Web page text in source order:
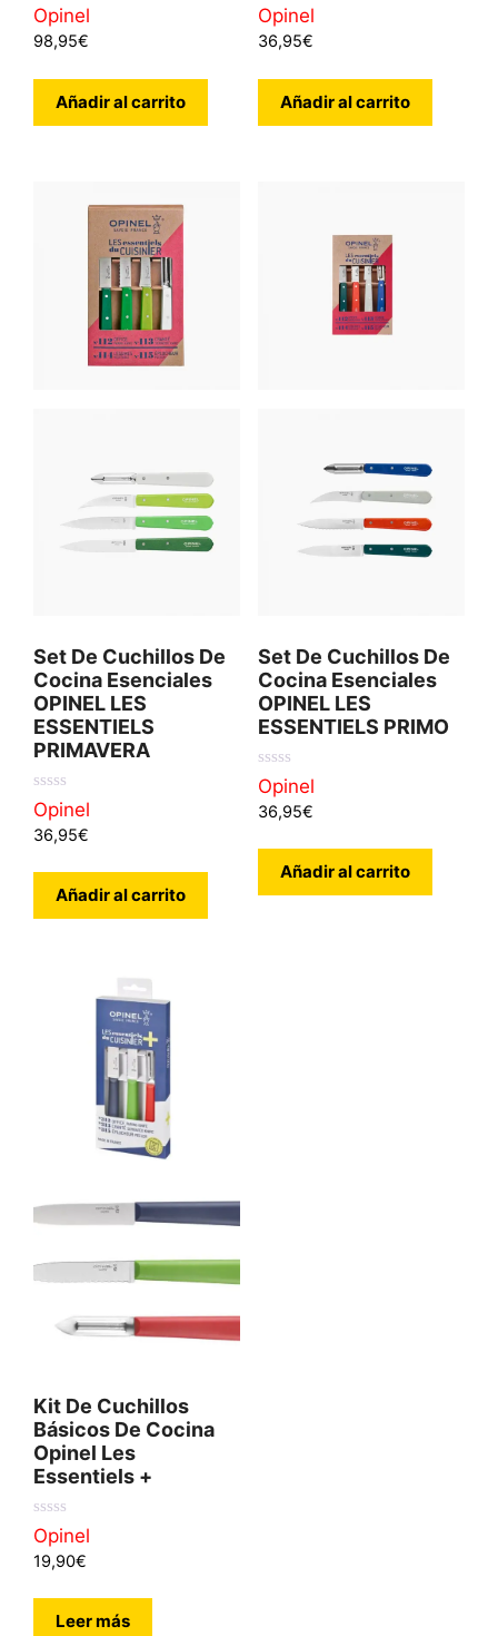
0
d
e
Opinel
98,95€
Añadir al carrito
0
d
e
Opinel
36,95€
Añadir al carrito
Set De Cuchillos De
Cocina Esenciales
OPINEL LES
ESSENTIELS
PRIMAVERA
0
d
e
Opinel
36,95€
Añadir al carrito
Set De Cuchillos De
Cocina Esenciales
OPINEL LES
ESSENTIELS PRIMO
0
d
e
Opinel
36,95€
Añadir al carrito
Kit De Cuchillos
Básicos De Cocina
Opinel Les
Essentiels +
0
d
e
Opinel
19,90€
Leer más